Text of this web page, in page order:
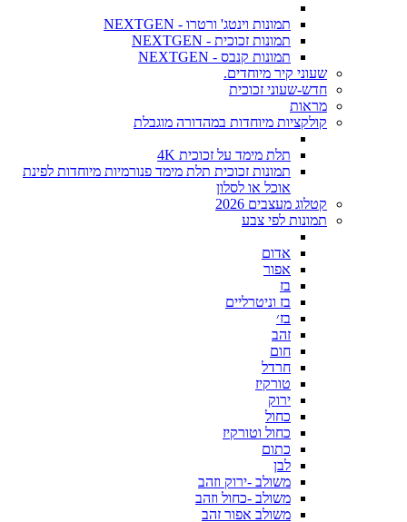
תמונות וינטג' ורטרו - NEXTGEN
תמונות זכוכית - NEXTGEN
תמונות קנבס - NEXTGEN
שעוני קיר מיוחדים.
חדש-שעוני זכוכית
מראות
קולקציות מיוחדות במהדורה מוגבלת
תלת מימד על זכוכית 4K
תמונות זכוכית תלת מימד פנורמיות מיוחדות לפינת
אוכל או לסלון
קטלוג מעצבים 2026
תמונות לפי צבע
אדום
אפור
בז
בז וניטרליים
בז׳
זהב
חום
חרדל
טורקיז
ירוק
כחול
כחול וטורקיז
כתום
לבן
משולב -ירוק וזהב
משולב -כחול וזהב
משולב אפור זהב